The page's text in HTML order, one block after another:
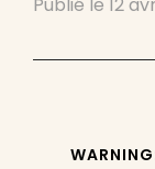
WARNING